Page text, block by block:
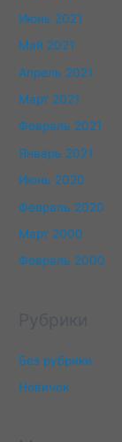
Июнь 2021
Май 2021
Апрель 2021
Март 2021
Февраль 2021
Январь 2021
Июнь 2020
Февраль 2020
Март 2000
Февраль 2000
Без рубрики
Новичок